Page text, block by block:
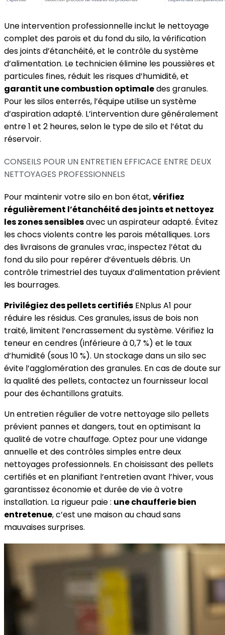
Une intervention professionnelle inclut le nettoyage
complet des parois et du fond du silo, la vérification
des joints d’étanchéité, et le contrôle du système
d’alimentation. Le technicien élimine les poussières et
particules fines, réduit les risques d’humidité, et
garantit une combustion optimaledes granules.
Pour les silos enterrés, l’équipe utilise un système
d’aspiration adapté. L’intervention dure généralement
entre 1 et 2 heures, selon le type de silo et l’état du
réservoir.
CONSEILS POUR UN ENTRETIEN EFFICACE ENTRE DEUX
NETTOYAGES PROFESSIONNELS
Pour maintenir votre silo en bon état,vérifiez
régulièrement l’étanchéité des joints et nettoyez
les zones sensiblesavec un aspirateur adapté. Évitez
les chocs violents contre les parois métalliques. Lors
des livraisons de granules vrac, inspectez l’état du
fond du silo pour repérer d’éventuels débris. Un
contrôle trimestriel des tuyaux d’alimentation prévient
les bourrages.
Privilégiez des pellets certifiés ENplus A1 pour
réduire les résidus. Ces granules, issus de bois non
traité, limitent l’encrassement du système. Vérifiez la
teneur en cendres (inférieure à 0,7 %) et le taux
d’humidité (sous 10 %). Un stockage dans un silo sec
évite l’agglomération des granules. En cas de doute sur
la qualité des pellets, contactez un fournisseur local
pour des échantillons gratuits.
Un entretien régulier de votre nettoyage silo pellets
prévient pannes et dangers, tout en optimisant la
qualité de votre chauffage. Optez pour une vidange
annuelle et des contrôles simples entre deux
nettoyages professionnels. En choisissant des pellets
certifiés et en planifiant l’entretien avant l’hiver, vous
garantissez économie et durée de vie à votre
installation. La rigueur paie : une chaufferie bien
entretenue, c’est une maison au chaud sans
mauvaises surprises.